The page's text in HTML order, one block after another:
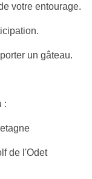
votre entourage.
un gâteau.
:
de l'Odet